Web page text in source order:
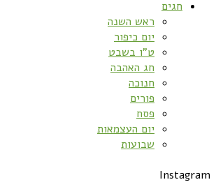
חגים
ראש השנה
יום כיפור
ט”ו בשבט
חג האהבה
חנוכה
פורים
פסח
יום העצמאות
שבועות
Instagram